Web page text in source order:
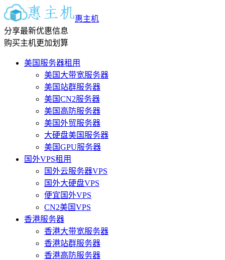
惠主机
分享最新优惠信息
购买主机更加划算
美国服务器租用
美国大带宽服务器
美国站群服务器
美国CN2服务器
美国高防服务器
美国外贸服务器
大硬盘美国服务器
美国GPU服务器
国外VPS租用
国外云服务器VPS
国外大硬盘VPS
便宜国外VPS
CN2美国VPS
香港服务器
香港大带宽服务器
香港站群服务器
香港高防服务器